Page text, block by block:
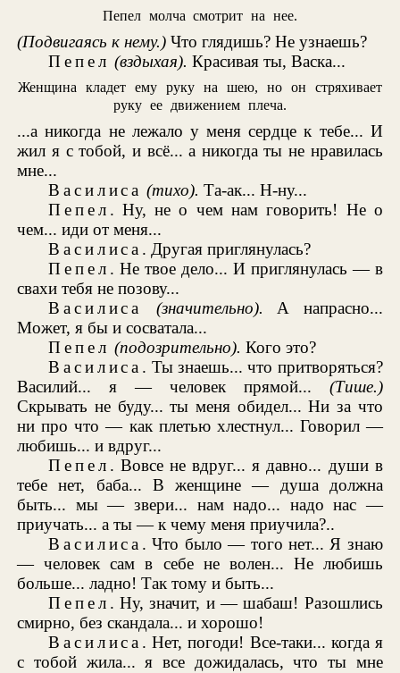
Пепел молча смотрит на нее.
(Подвигаясь к нему.) Что глядишь? Не узнаешь?
Пепел (вздыхая). Красивая ты, Васка...
Женщина кладет ему руку на шею, но он стряхивает
руку ее движением плеча.
...а никогда не лежало у меня сердце к тебе... И
жил я с тобой, и всё... а никогда ты не нравилась
мне...
Василиса (тихо). Та-ак... Н-ну...
Пепел . Ну, не о чем нам говорить! Не о
чем... иди от меня...
Василиса . Другая приглянулась?
Пепел . Не твое дело... И приглянулась — в
свахи тебя не позову...
Василиса
(значительно). А напрасно...
Может, я бы и сосватала...
Пепел (подозрительно). Кого это?
Василиса . Ты знаешь... что притворяться?
Василий... я — человек прямой... (Тише.)
Скрывать не буду... ты меня обидел... Ни за что
ни про что — как плетью хлестнул... Говорил —
любишь... и вдруг...
Пепел . Вовсе не вдруг... я давно... души в
тебе нет, баба... В женщине — душа должна
быть... мы — звери... нам надо... надо нас —
приучать... а ты — к чему меня приучила?..
Василиса . Что было — того нет... Я знаю
— человек сам в себе не волен... Не любишь
больше... ладно! Так тому и быть...
Пепел . Ну, значит, и — шабаш! Разошлись
смирно, без скандала... и хорошо!
Василиса . Нет, погоди! Все-таки... когда я
с тобой жила... я все дожидалась, что ты мне